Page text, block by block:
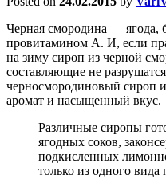
Черная смородина — ягода,
провитамином А. И, если
на зиму сироп из черной
составляющие не
черносмородиновый сироп
аромат и насыщенный вкус.
Различные сиропы
ягодных соков,
подкисленных
только из одного вида